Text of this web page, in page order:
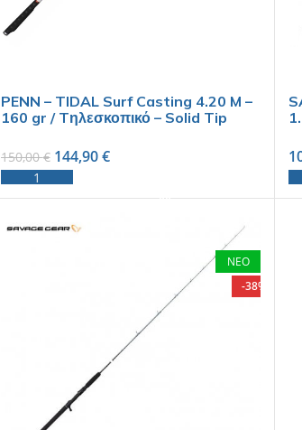
PENN – TIDAL Surf Casting 4.20 M –
160 gr / Tηλεσκοπικό – Solid Tip
150,00€ 144,90€
-38%
ΝΕΟ